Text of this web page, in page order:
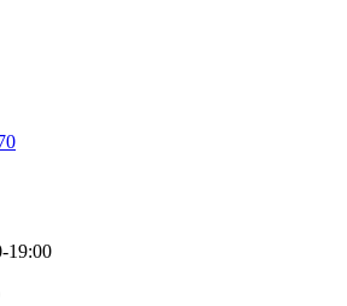
19:00